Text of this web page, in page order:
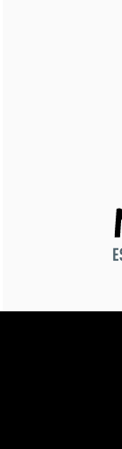
Више
Друштвене